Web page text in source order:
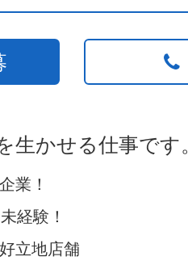
かせる仕事です。
業！
経験！
立地店舗